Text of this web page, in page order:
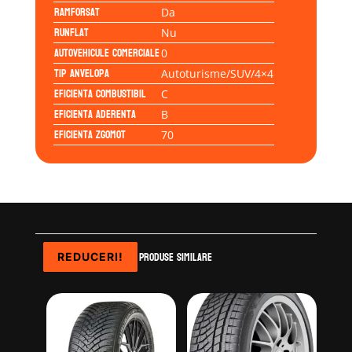
Ramforsat Da
Runflat Nu
Autovehicule comerciale0
Tip anvelopa Autoturisme/SUV/4×4
Eficienta Combustibil C
Eficienta Aderenta B
Eficienta Zgomot 70
Produse similare
REDUCERI!
REDUCERI!
REDUCERI!
REDUCERI!